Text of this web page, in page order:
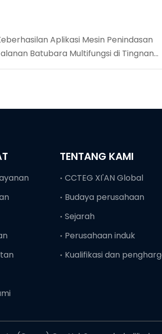
Aplikasi Mesin Penindasan
Batubara Multifungsi di Tingnan
TENTANG KAMI
CCTEG XI'AN Global
Budaya perusahaan
Sejarah
Perusahaan induk
Kualifikasi dan